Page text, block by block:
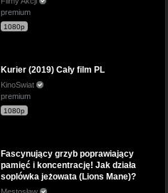
premium
1080p
Kurier (2019) Cały film PL
KinoSwiat
premium
1080p
Fascynujący grzyb poprawiający
pamięć i koncentrację! Jak działa
soplówka jeżowata (Lions Mane)?